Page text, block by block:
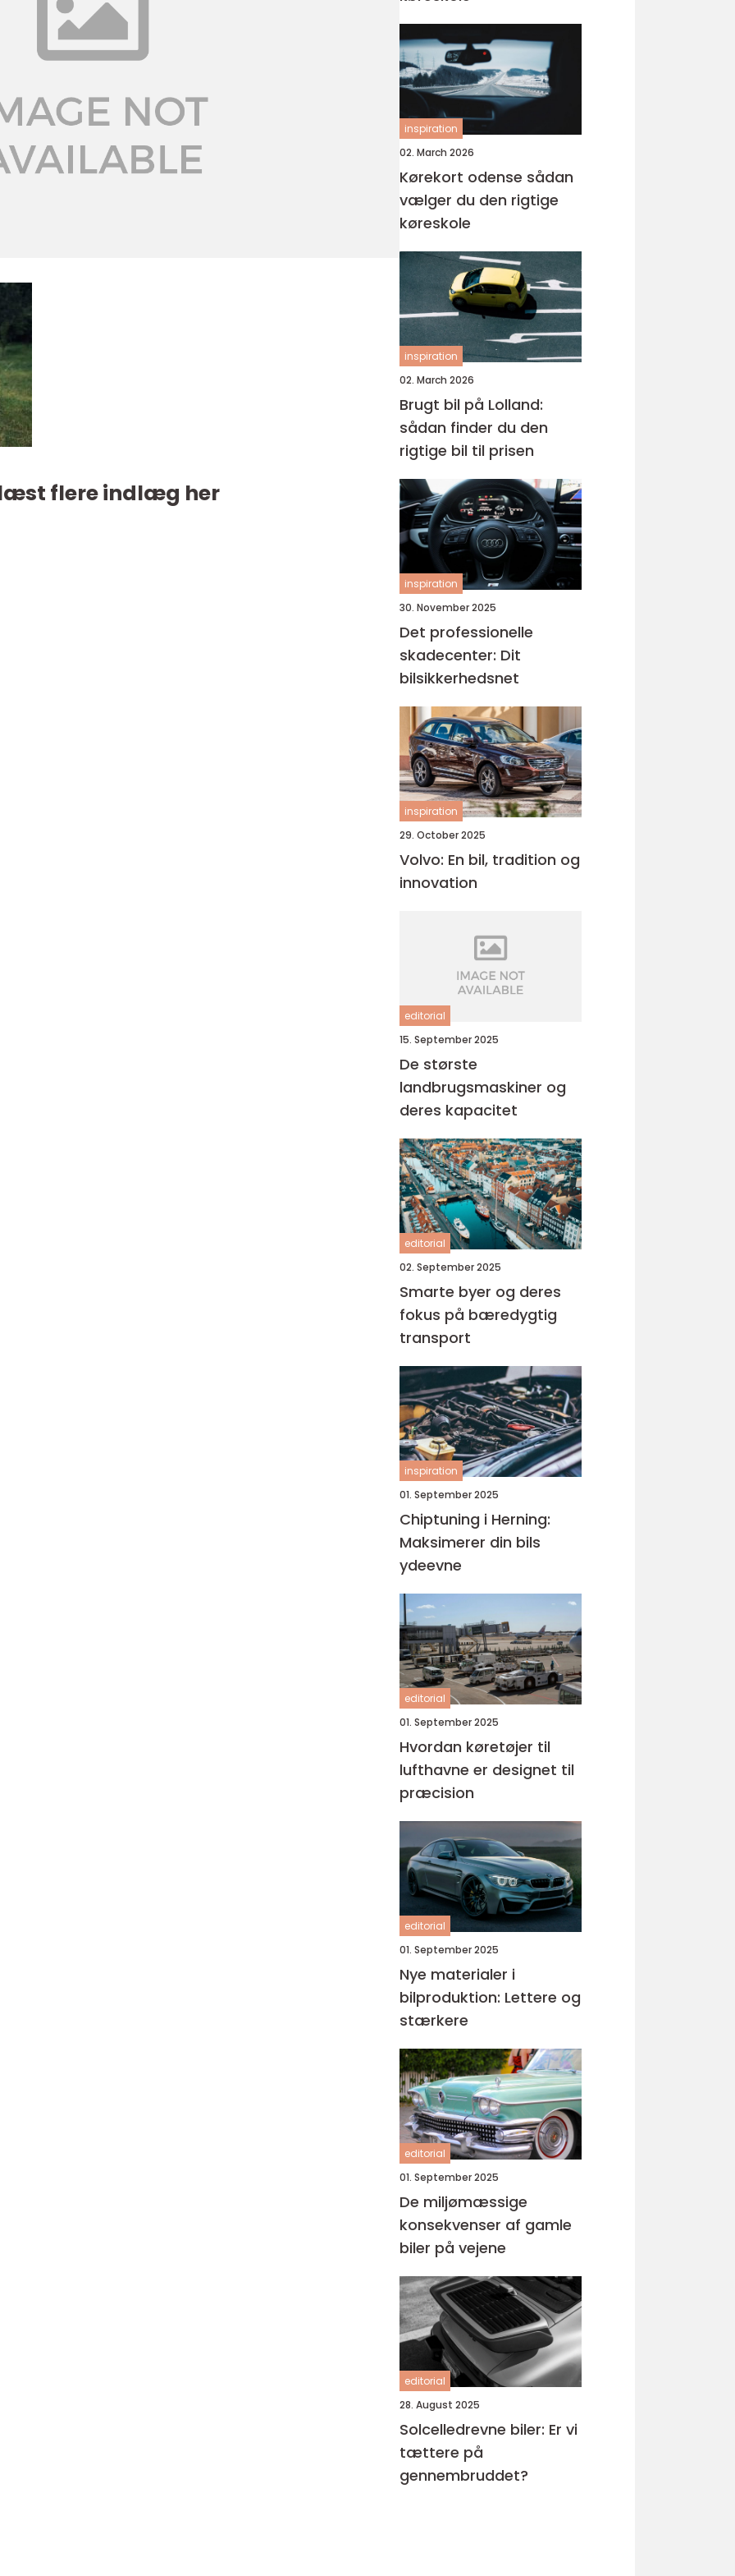
flere indlæg her
inspiration
02. March 2026
Kørekort odense sådan
vælger du den rigtige
køreskole
inspiration
02. March 2026
Brugt bil på Lolland:
sådan finder du den
rigtige bil til prisen
inspiration
30. November 2025
Det professionelle
skadecenter: Dit
bilsikkerhedsnet
inspiration
29. October 2025
Volvo: En bil, tradition og
innovation
editorial
15. September 2025
De største
landbrugsmaskiner og
deres kapacitet
editorial
02. September 2025
Smarte byer og deres
fokus på bæredygtig
transport
inspiration
01. September 2025
Chiptuning i Herning:
Maksimerer din bils
ydeevne
editorial
01. September 2025
Hvordan køretøjer til
lufthavne er designet til
præcision
editorial
01. September 2025
Nye materialer i
bilproduktion: Lettere og
stærkere
editorial
01. September 2025
De miljømæssige
konsekvenser af gamle
biler på vejene
editorial
28. August 2025
Solcelledrevne biler: Er vi
tættere på
gennembruddet?